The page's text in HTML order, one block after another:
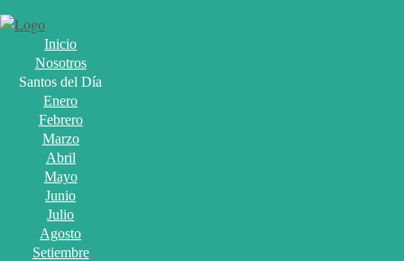
Inicio
Nosotros
Santos del Día
Enero
Febrero
Marzo
Abril
Mayo
Junio
Julio
Agosto
Setiembre